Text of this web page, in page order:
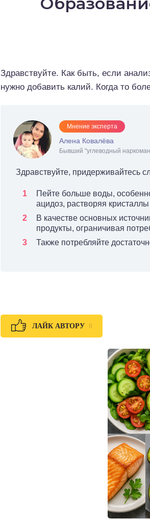
Здравствуйте. Как быть, если
нужно добавить калий. Когда то
Мнение эксперта
Алена Ковалёва
Бывший "углеводный
Здравствуйте, придерживайтесь
Пейте больше воды,
ацидоз, растворяя
В качестве основных
продукты, ограничивая
Также потребляйте
ЛАЙК АВТОРУ 0